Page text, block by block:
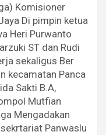
Komisioner
Di pimpin ketua
Heri Purwanto
ST dan Rudi
sekaligus Ber
kecamatan Panca
Sakti B.A,
Mutfian
Mengadakan
Panwaslu